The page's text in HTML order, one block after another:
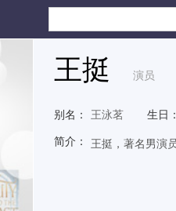
王挺 演员
别名： 王泳茗 生日
简介： 王挺，著名男演